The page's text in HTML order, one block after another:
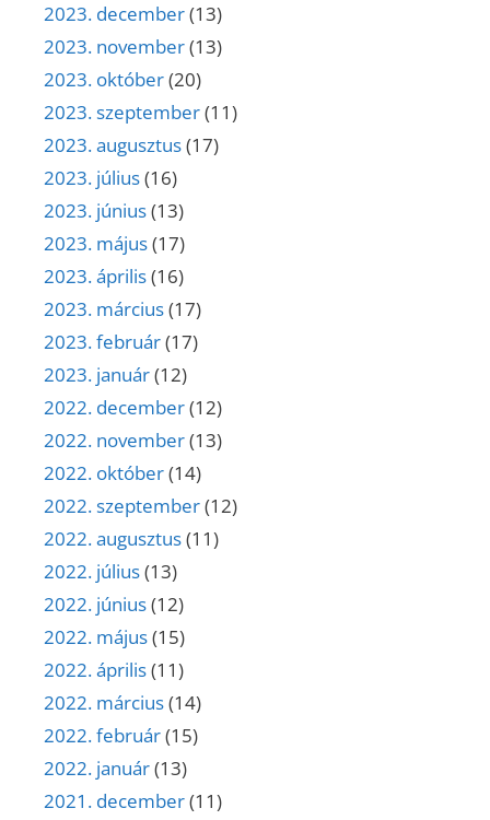
2023. december(13)
2023. november(13)
2023. október(20)
2023. szeptember(11)
2023. augusztus(17)
2023. július(16)
2023. június(13)
2023. május(17)
2023. április(16)
2023. március(17)
2023. február(17)
2023. január(12)
2022. december(12)
2022. november(13)
2022. október(14)
2022. szeptember(12)
2022. augusztus(11)
2022. július(13)
2022. június(12)
2022. május(15)
2022. április(11)
2022. március(14)
2022. február(15)
2022. január(13)
2021. december(11)